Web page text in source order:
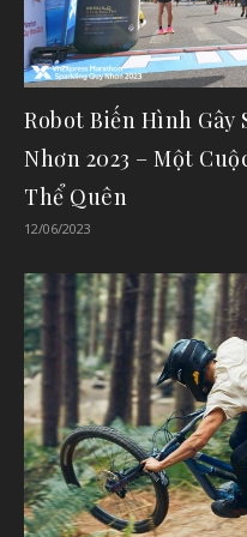
Robot Biến Hình
Nhơn 2023 – Một
Thể Quên
12/06/2023